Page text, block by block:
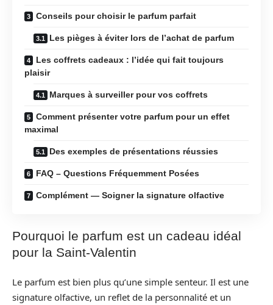
Conseils pour choisir le parfum parfait
Les pièges à éviter lors de l’achat de parfum
Les coffrets cadeaux : l’idée qui fait toujours
plaisir
Marques à surveiller pour vos coffrets
Comment présenter votre parfum pour un effet
maximal
Des exemples de présentations réussies
FAQ – Questions Fréquemment Posées
Complément — Soigner la signature olfactive
Pourquoi le parfum est un cadeau idéal
pour la Saint-Valentin
Le parfum est bien plus qu’une simple senteur. Il est une
signature olfactive, un reflet de la personnalité et un